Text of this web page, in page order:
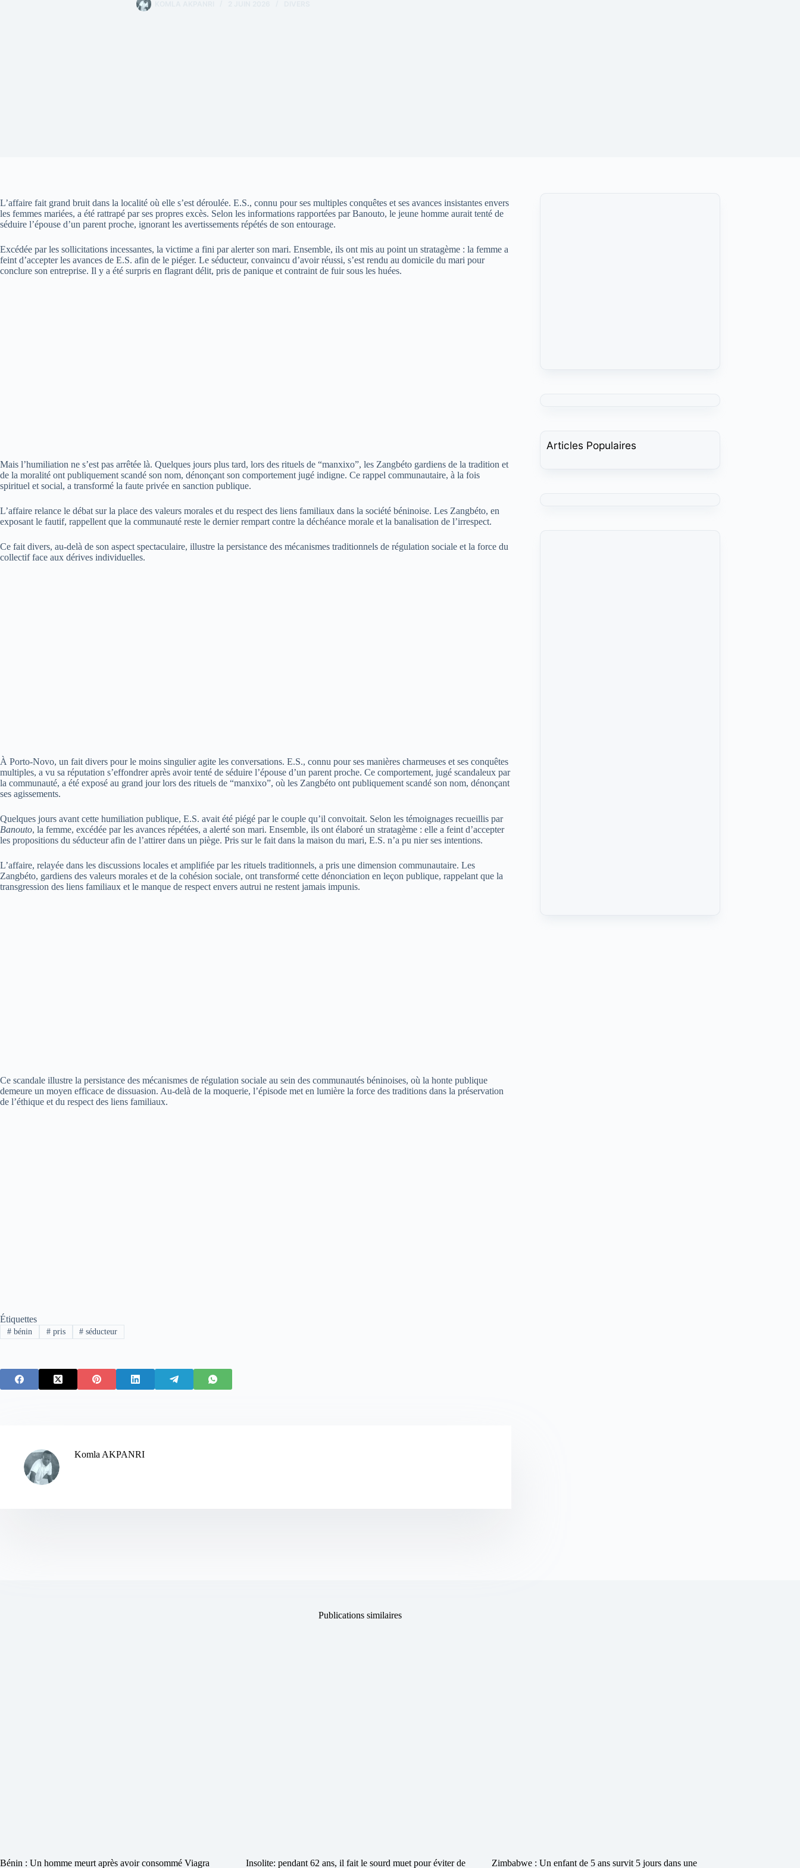
L’affaire fait grand bruit dans la localité où elle s’est déroulée. E.S., connu pour ses multiples conquêtes et ses avances insistantes envers
les femmes mariées, a été rattrapé par ses propres excès. Selon les informations rapportées par Banouto, le jeune homme aurait tenté de
séduire l’épouse d’un parent proche, ignorant les avertissements répétés de son entourage.
Excédée par les sollicitations incessantes, la victime a fini par alerter son mari. Ensemble, ils ont mis au point un stratagème : la femme a
feint d’accepter les avances de E.S. afin de le piéger. Le séducteur, convaincu d’avoir réussi, s’est rendu au domicile du mari pour
conclure son entreprise. Il y a été surpris en flagrant délit, pris de panique et contraint de fuir sous les huées.
Mais l’humiliation ne s’est pas arrêtée là. Quelques jours plus tard, lors des rituels de “manxixo”, les Zangbéto gardiens de la tradition et
de la moralité ont publiquement scandé son nom, dénonçant son comportement jugé indigne. Ce rappel communautaire, à la fois
spirituel et social, a transformé la faute privée en sanction publique.
L’affaire relance le débat sur la place des valeurs morales et du respect des liens familiaux dans la société béninoise. Les Zangbéto, en
exposant le fautif, rappellent que la communauté reste le dernier rempart contre la déchéance morale et la banalisation de l’irrespect.
Ce fait divers, au-delà de son aspect spectaculaire, illustre la persistance des mécanismes traditionnels de régulation sociale et la force du
collectif face aux dérives individuelles.
À Porto-Novo, un fait divers pour le moins singulier agite les conversations. E.S., connu pour ses manières charmeuses et ses conquêtes
multiples, a vu sa réputation s’effondrer après avoir tenté de séduire l’épouse d’un parent proche. Ce comportement, jugé scandaleux par
la communauté, a été exposé au grand jour lors des rituels de “manxixo”, où les Zangbéto ont publiquement scandé son nom, dénonçant
ses agissements.
Quelques jours avant cette humiliation publique, E.S. avait été piégé par le couple qu’il convoitait. Selon les témoignages recueillis par
Banouto, la femme, excédée par les avances répétées, a alerté son mari. Ensemble, ils ont élaboré un stratagème : elle a feint d’accepter
les propositions du séducteur afin de l’attirer dans un piège. Pris sur le fait dans la maison du mari, E.S. n’a pu nier ses intentions.
L’affaire, relayée dans les discussions locales et amplifiée par les rituels traditionnels, a pris une dimension communautaire. Les
Zangbéto, gardiens des valeurs morales et de la cohésion sociale, ont transformé cette dénonciation en leçon publique, rappelant que la
transgression des liens familiaux et le manque de respect envers autrui ne restent jamais impunis.
Ce scandale illustre la persistance des mécanismes de régulation sociale au sein des communautés béninoises, où la honte publique
demeure un moyen efficace de dissuasion. Au-delà de la moquerie, l’épisode met en lumière la force des traditions dans la préservation
de l’éthique et du respect des liens familiaux.
Étiquettes
#bénin #pris # séducteur
Komla AKPANRI
Articles Populaires
Publications similaires
Bénin : Un homme meurt après avoir consommé Viagra Insolite: pendant 62 ans, il fait le sourd muet pour éviter de Zimbabwe : Un enfant de 5 ans survit 5 jours dans une